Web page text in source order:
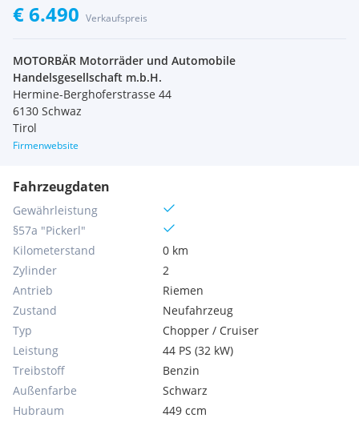
€ 6.490 Verkaufspreis
MOTORBÄR Motorräder und Automobile
Handelsgesellschaft m.b.H.
Hermine-Berghoferstrasse 44
6130 Schwaz
Tirol
Firmenwebsite
Fahrzeugdaten
Gewährleistung
§57a "Pickerl"
Kilometerstand
0 km
Zylinder
2
Antrieb
Riemen
Zustand
Neufahrzeug
Typ
Chopper / Cruiser
Leistung
44 PS (32 kW)
Treibstoff
Benzin
Außenfarbe
Schwarz
Hubraum
449 ccm